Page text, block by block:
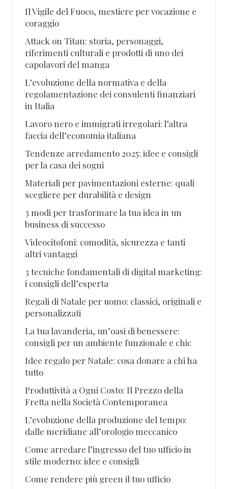
Il Vigile del Fuoco, mestiere per vocazione e
coraggio
Attack on Titan: storia, personaggi,
riferimenti culturali e prodotti di uno dei
capolavori del manga
L’evoluzione della normativa e della
regolamentazione dei consulenti finanziari
in Italia
Lavoro nero e immigrati irregolari: l’altra
faccia dell’economia italiana
Tendenze arredamento 2025: idee e consigli
per la casa dei sogni
Materiali per pavimentazioni esterne: quali
scegliere per durabilità e design
3 modi per trasformare la tua idea in un
business di successo
Videocitofoni: comodità, sicurezza e tanti
altri vantaggi
3 tecniche fondamentali di digital marketing:
i consigli dell’esperta
Regali di Natale per uomo: classici, originali e
personalizzati
La tua lavanderia, un’oasi di benessere:
consigli per un ambiente funzionale e chic
Idee regalo per Natale: cosa donare a chi ha
tutto
Produttività a Ogni Costo: Il Prezzo della
Fretta nella Società Contemporanea
L’evoluzione della produzione del tempo:
dalle meridiane all’orologio meccanico
Come arredare l’ingresso del tuo ufficio in
stile moderno: idee e consigli
Come rendere più green il tuo ufficio